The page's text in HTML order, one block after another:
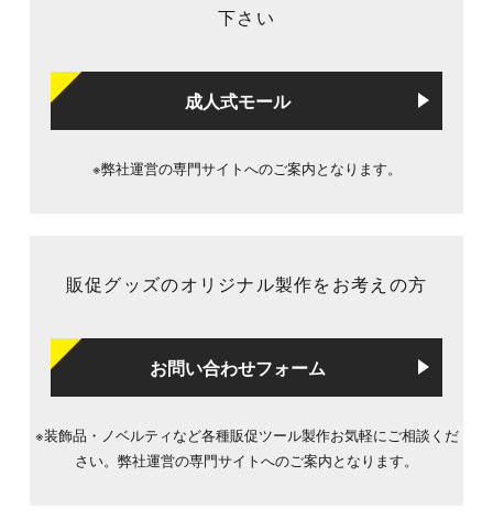
下さい
成人式モール
※弊社運営の専門サイトへのご案内となります。
販促グッズのオリジナル製作をお考えの方
お問い合わせフォーム
※装飾品・ノベルティなど各種販促ツール製作お気軽にご相談くだ
さい。弊社運営の専門サイトへのご案内となります。